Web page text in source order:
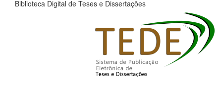
Biblioteca Digital de Teses e Dissertações